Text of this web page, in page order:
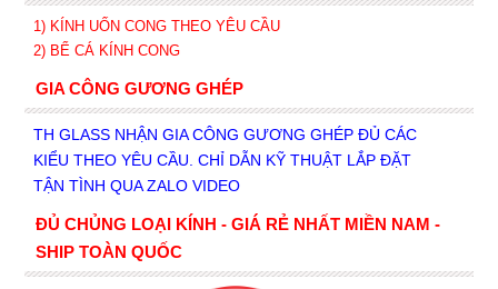
1) KÍNH UỐN CONG THEO YÊU CẦU
2) BỂ CÁ KÍNH CONG
GIA CÔNG GƯƠNG GHÉP
TH GLASS NHẬN GIA CÔNG GƯƠNG GHÉP ĐỦ CÁC
KIỂU THEO YÊU CẦU. CHỈ DẪN KỸ THUẬT LẮP ĐẶT
TẬN TÌNH QUA ZALO VIDEO
ĐỦ CHỦNG LOẠI KÍNH - GIÁ RẺ NHẤT MIỀN NAM -
SHIP TOÀN QUỐC